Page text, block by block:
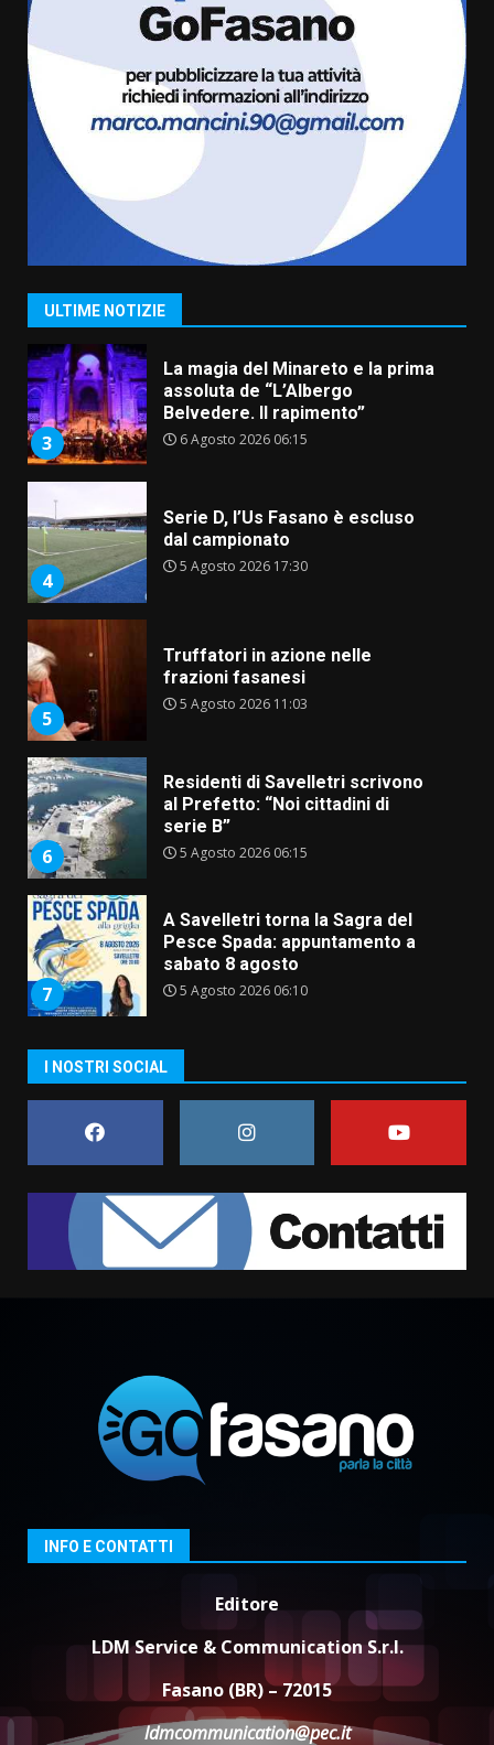
ULTIME NOTIZIE
cittadina di Fratelli d’Italia,
pronta a tornare in Consiglio
comunale
6 Agosto 2026 08:00
Cura dei beni comuni e
cittadinanza attiva: online
l’avviso per la gestione
condivisa della Villetta di
3
assoluta de “L’Albergo
Belvedere. Il rapimento”
Serie D, l’Us Fasano è escluso
dal campionato
5
Truffatori in azione nelle
6
Residenti di Savelletri scrivono
al Prefetto: “Noi cittadini di
7
A Savelletri torna la Sagra del
Pesce Spada: appuntamento a
1
Grazia Neglia, coordinatrice
cittadina di Fratelli d’Italia,
pronta a tornare in Consiglio
6 Agosto 2026 08:00
l’avviso per la gestione
6 Agosto 2026 06:20
La magia del Minareto e la prima
assoluta de “L’Albergo
Serie D, l’Us Fasano è escluso
dal campionato
5 Agosto 2026 17:30
Truffatori in azione nelle
frazioni fasanesi
I NOSTRI SOCIAL
INFO E CONTATTI
Editore
LDM Service & Communication S.r.l.
Fasano (BR) – 72015
ldmcommunication@pec.it